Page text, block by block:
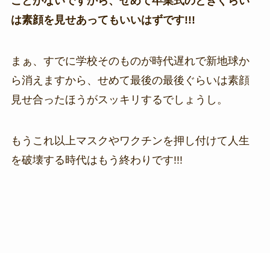
は素顔を見せあってもいいはずです!!!
まぁ、すでに学校そのものが時代遅れで新地球か
ら消えますから、せめて最後の最後ぐらいは素顔
見せ合ったほうがスッキリするでしょうし。
もうこれ以上マスクやワクチンを押し付けて人生
を破壊する時代はもう終わりです!!!